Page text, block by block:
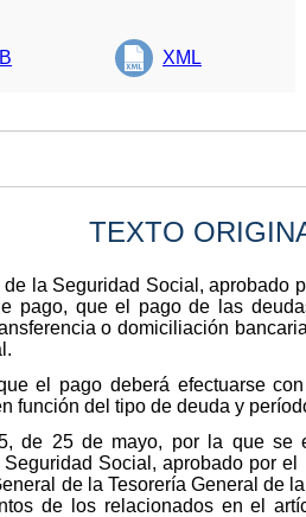
XML
TEXTO
la Seguridad Social, aprobado
pago, que el pago de las
o domiciliación
el pago deberá efectuarse
función del tipo de deuda y
de 25 de mayo, por la que se
Social, aprobado por
de la Tesorería General de
de los relacionados en el